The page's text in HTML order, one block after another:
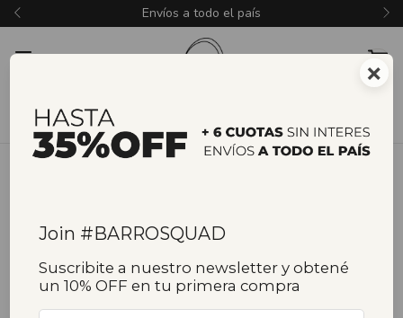
Envíos a todo el país
×
Join #BARROSQUAD
Suscribite a nuestro newsletter y obtené
un 10% OFF en tu primera compra